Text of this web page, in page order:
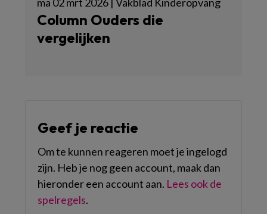
Column Ouders die
vergelijken
Geef je reactie
Om te kunnen reageren moet je ingelogd
zijn. Heb je nog geen account, maak dan
hieronder een account aan. Lees ook de
spelregels.